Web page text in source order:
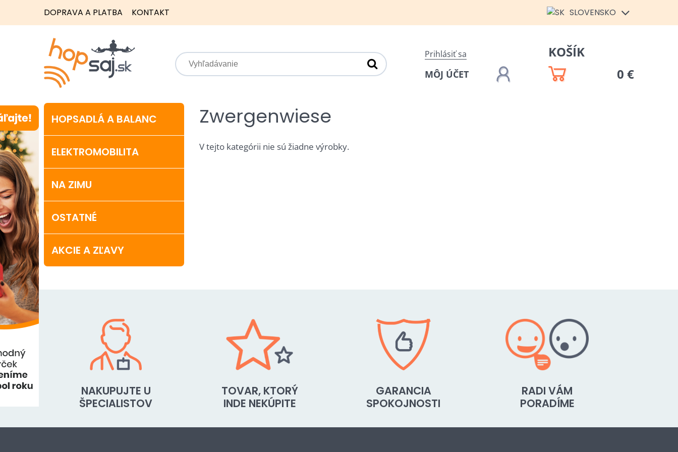
DOPRAVA A PLATBA KONTAKT SLOVENSKO
Prihlásiť sa
MÔJ ÚČET
KOŠÍK
0 €
HOPSADLÁ A BALANC
ELEKTROMOBILITA
NA ZIMU
OSTATNÉ
AKCIE A ZĽAVY
Zwergenwiese
V tejto kategórii nie sú žiadne výrobky.
NAKUPUJTE U
ŠPECIALISTOV
TOVAR, KTORÝ
INDE NEKÚPITE
GARANCIA
SPOKOJNOSTI
RADI VÁM
PORADÍME